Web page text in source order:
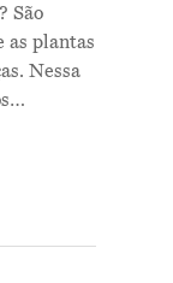
São
as plantas
Nessa